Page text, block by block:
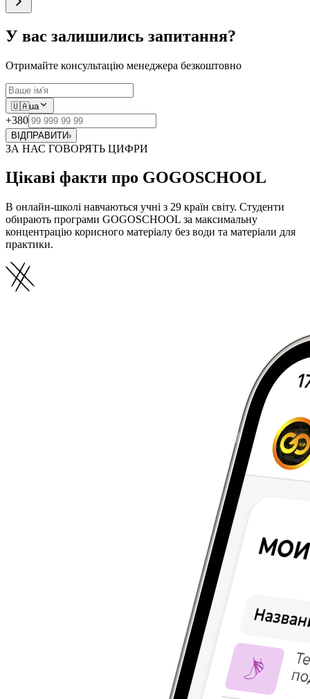
У вас залишились запитання?
Отримайте консультацію менеджера безкоштовно
🇺🇦ua
+380
ВІДПРАВИТИ›
ЗА НАС ГОВОРЯТЬ ЦИФРИ
Цікаві факти про GOGOSCHOOL
В онлайн-школі навчаються учні з 29 країн світу. Студенти
обирають програми GOGOSCHOOL за максимальну
концентрацію корисного матеріалу без води та матеріали для
практики.